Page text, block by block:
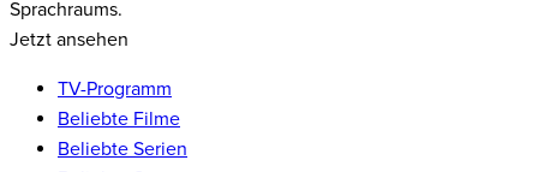
Sprachraums.
Jetzt ansehen
TV-Programm
Beliebte Filme
Beliebte Serien